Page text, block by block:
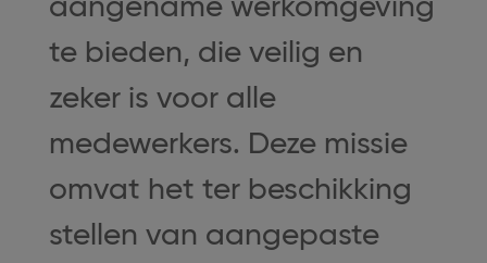
aangename werkomgeving
te bieden, die veilig en
zeker is voor alle
medewerkers. Deze missie
omvat het ter beschikking
stellen van aangepaste